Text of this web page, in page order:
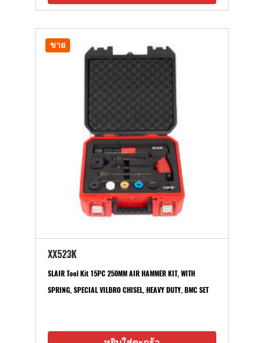
ขาย
XX523K
SLAIR Tool Kit 15PC 250MM AIR HAMMER KIT, WITH
SPRING, SPECIAL VILBRO CHISEL, HEAVY DUTY, BMC SET